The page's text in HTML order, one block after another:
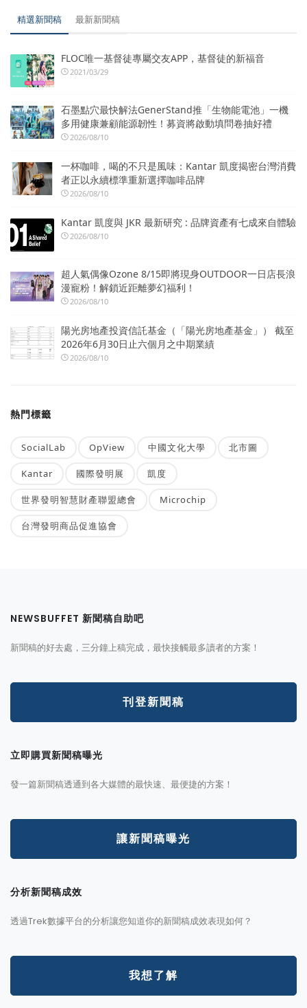
精選新聞稿 最新新聞稿
FLOC唯一基督徒專屬交友APP，基督徒的新福音
2021/03/29
石墨點穴最快解法GenerStand推「生物能電池」一機
多用健康兼顧能源韌性！募資將啟動填問卷抽好禮
2026/08/10
一杯咖啡，喝的不只是風味：Kantar 凱度揭密台灣消費
者正以永續標準重新選擇咖啡品牌
2026/08/10
Kantar 凱度與 JKR 最新研究 : 品牌資產有七成來自體驗
2026/08/10
超人氣偶像Ozone 8/15即將現身OUTDOOR一日店長浪
漫寵粉！解鎖近距離夢幻福利！
2026/08/10
陽光房地產投資信託基金（「陽光房地產基金」） 截至
2026年6月30日止六個月之中期業績
2026/08/10
熱門標籤
SocialLab OpView 中國文化大學 北市圖
Kantar 國際發明展 凱度
世界發明智慧財產聯盟總會 Microchip
台灣發明商品促進協會
NEWSBUFFET 新聞稿自助吧
新聞稿的好去處，三分鐘上稿完成，最快接觸最多讀者的方案！
刊登新聞稿
立即購買新聞稿曝光
發一篇新聞稿透通到各大媒體的最快速、最便捷的方案！
讓新聞稿曝光
分析新聞稿成效
透過Trek數據平台的分析讓您知道你的新聞稿成效表現如何？
我想了解